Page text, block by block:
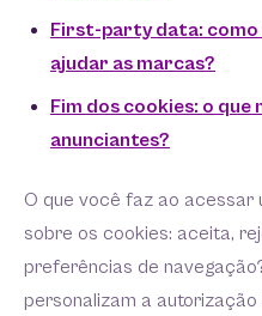
First-party data: como
ajudar as marcas?
Fim dos cookies: o que
anunciantes?
O que você faz ao acessar
sobre os cookies: aceita,
preferências de
personalizam a